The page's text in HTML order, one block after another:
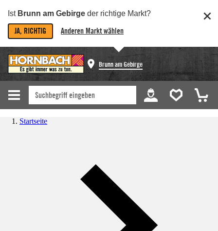
Ist Brunn am Gebirge der richtige Markt?
JA, RICHTIG Anderen Markt wählen
Brunn am Gebirge
Startseite